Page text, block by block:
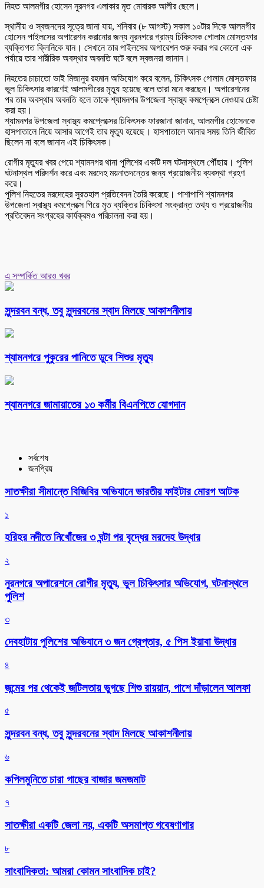
নিহত আলমগীর হোসেন নুরনগর এলাকার মৃত মোবারক আলীর ছেলে।
স্থানীয় ও স্বজনদের সূত্রে জানা যায়, শনিবার (৮ আগস্ট) সকাল ১০টার দিকে আলমগীর
হোসেন পাইলসের অপারেশন করানোর জন্য নুরনগরে গ্রাম্য চিকিৎসক গোলাম মোস্তফার
ব্যক্তিগত ক্লিনিকে যান। সেখানে তার পাইলসের অপারেশন শুরু করার পর কোনো এক
পর্যায়ে তার শারীরিক অবস্থার অবনতি ঘটে বলে স্বজনরা জানান।
নিহতের চাচাতো ভাই মিজানুর রহমান অভিযোগ করে বলেন, চিকিৎসক গোলাম মোস্তফার
ভুল চিকিৎসার কারণেই আলমগীরের মৃত্যু হয়েছে বলে তারা মনে করছেন। অপারেশনের
পর তার অবস্থার অবনতি হলে তাকে শ্যামনগর উপজেলা স্বাস্থ্য কমপ্লেক্সে নেওয়ার চেষ্টা
করা হয়।
শ্যামনগর উপজেলা স্বাস্থ্য কমপ্লেক্সের চিকিৎসক ফারজানা জানান, আলমগীর হোসেনকে
হাসপাতালে নিয়ে আসার আগেই তার মৃত্যু হয়েছে। হাসপাতালে আনার সময় তিনি জীবিত
ছিলেন না বলে জানান এই চিকিৎসক।
রোগীর মৃত্যুর খবর পেয়ে শ্যামনগর থানা পুলিশের একটি দল ঘটনাস্থলে পৌঁছায়। পুলিশ
ঘটনাস্থল পরিদর্শন করে এবং মরদেহ ময়নাতদন্তের জন্য প্রয়োজনীয় ব্যবস্থা গ্রহণ
করে।
পুলিশ নিহতের মরদেহের সুরতহাল প্রতিবেদন তৈরি করেছে। পাশাপাশি শ্যামনগর
উপজেলা স্বাস্থ্য কমপ্লেক্সে গিয়ে মৃত ব্যক্তির চিকিৎসা সংক্রান্ত তথ্য ও প্রয়োজনীয়
প্রতিবেদন সংগ্রহের কার্যক্রমও পরিচালনা করা হয়।
এ সম্পর্কিত আরও খবর
সুন্দরবন বন্ধ, তবু সুন্দরবনের স্বাদ মিলছে আকাশনীলায়
শ্যামনগরে পুকুরের পানিতে ডুবে শিশুর মৃত্যু
শ্যামনগরে জামায়াতের ১৩ কর্মীর বিএনপিতে যোগদান
সর্বশেষ
জনপ্রিয়
সাতক্ষীরা সীমান্তে বিজিবির অভিযানে ভারতীয় ফাইটার মোরগ আটক
১
হরিহর নদীতে নিখোঁজের ৩ ঘন্টা পর বৃদ্ধের মরদেহ উদ্ধার
২
নুরনগরে অপারেশনে রোগীর মৃত্যু, ভুল চিকিৎসার অভিযোগ, ঘটনাস্থলে
পুলিশ
৩
দেবহাটায় পুলিশের অভিযানে ৩ জন গ্রেপ্তার, ৫ পিস ইয়াবা উদ্ধার
৪
জন্মের পর থেকেই জটিলতায় ভুগছে শিশু রায়য়ান, পাশে দাঁড়ালেন আলফা
৫
সুন্দরবন বন্ধ, তবু সুন্দরবনের স্বাদ মিলছে আকাশনীলায়
৬
কপিলমুনিতে চারা গাছের বাজার জমজমাট
৭
সাতক্ষীরা একটি জেলা নয়, একটি অসমাপ্ত গবেষণাগার
৮
সাংবাদিকতা: আমরা কোমন সাংবাদিক চাই?